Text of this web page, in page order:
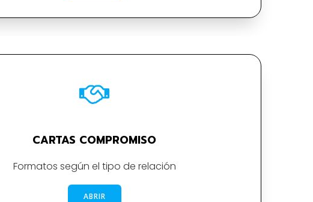
CARTAS COMPROMISO
Formatos según el tipo de relación
ABRIR